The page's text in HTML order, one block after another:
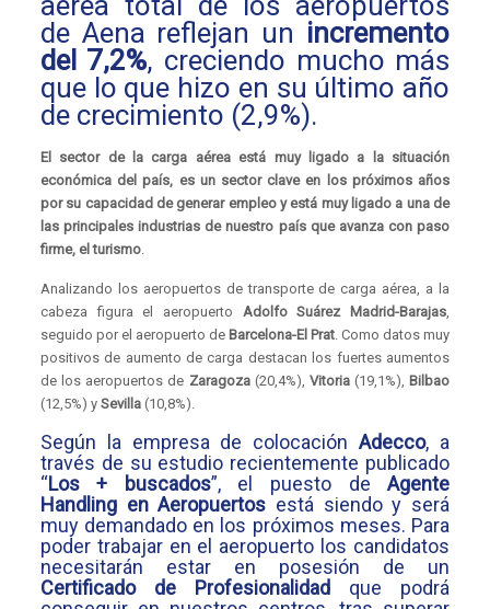
de Aena reflejan un incremento
del 7,2%, creciendo mucho más
que lo que hizo en su último año
de crecimiento (2,9%).
El sector de la carga aérea está muy ligado a la situación
económica del país, es un sector clave en los próximos años
por su capacidad de generar empleo y está muy ligado a una de
las principales industrias de nuestro país que avanza con paso
firme, el turismo.
Analizando los aeropuertos de transporte de carga aérea, a la
cabeza figura el aeropuerto Adolfo Suárez Madrid-Barajas
seguido por el aeropuerto deBarcelona-El Prat . Como datos muy
positivos de aumento de carga destacan los fuertes aumentos
de los aeropuertos de Zaragoza(20,4%), Vitoria(19,1%),Bilbao
(12,5%) y Sevilla(10,8%).
Según la empresa de colocaciónAdecco, a
través de su estudio recientemente publicado
“Los + buscados”, el puesto deAgente
Handling en Aeropuertos está siendo y será
muy demandado en los próximos meses. Para
poder trabajar en el aeropuerto los candidatos
necesitarán estar en posesión de un
Certificado de Profesionalidad que podrá